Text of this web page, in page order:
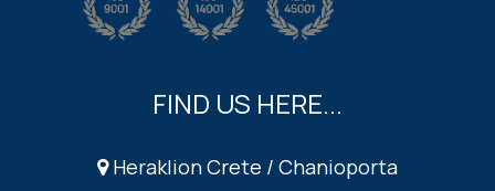
FIND US HERE...
Heraklion Crete / Chanioporta